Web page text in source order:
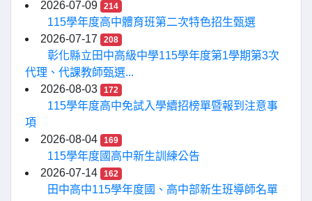
2026-07-09
214
115學年度高中體育班第二次特色招生甄選
2026-07-17
208
彰化縣立田中高級中學115學年度第1學期第3次
代理、代課教師甄選...
2026-08-03
172
115學年度高中免試入學續招榜單暨報到注意事
項
2026-08-04
169
115學年度國高中新生訓練公告
2026-07-14
162
田中高中115學年度國、高中部新生班導師名單